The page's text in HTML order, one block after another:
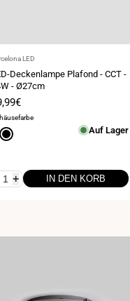
LED
Deckenlampe Plafond - CCT -
- Ø27cm
Schwarz Auf Lager
+ IN DEN KORB